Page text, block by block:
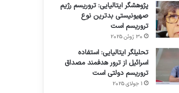
پژوهشگر ایتالیایی: تروریسم رژیم
صهیونیستی بدترین نوع
تروریسم است
30 ژوئن 2025
تحلیلگر ایتالیایی: استفاده
اسرائیل از ترور هدفمند مصداق
تروریسم دولتی است
1 جولای 2025